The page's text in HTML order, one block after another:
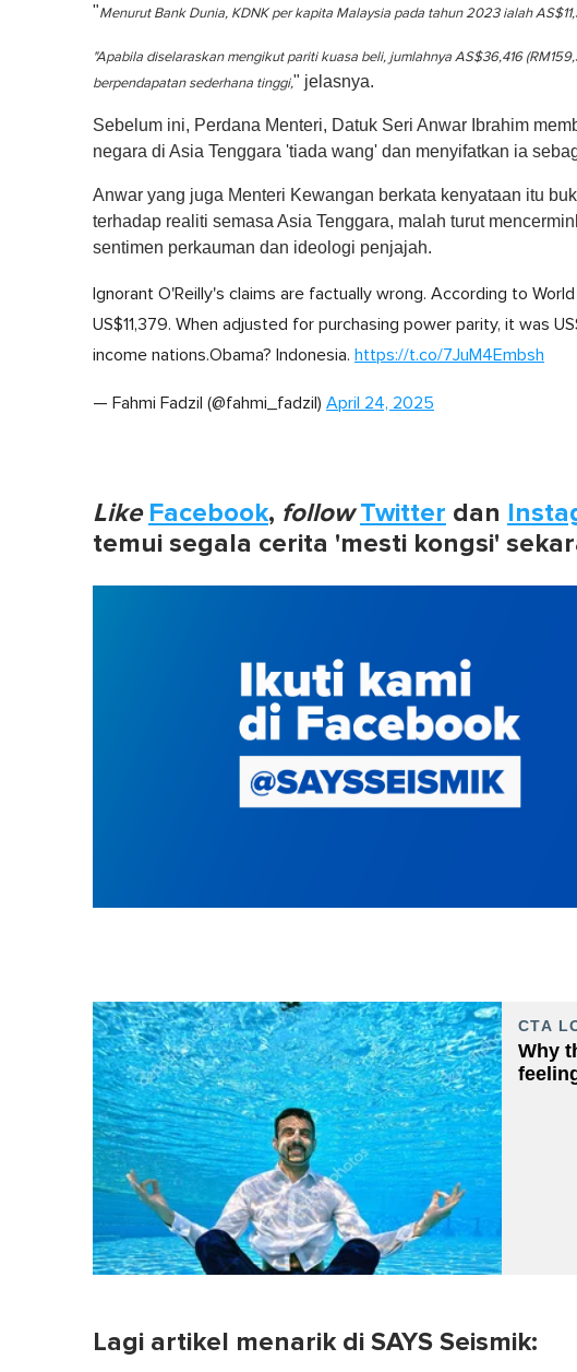
u
0
%
"Menurut Bank Dunia, KDNK per kapita Malaysia pada tahun 2023 ialah
"Apabila diselaraskan mengikut pariti kuasa beli, jumlahnya AS$36,416
berpendapatan sederhana tinggi," jelasnya.
Sebelum ini, Perdana Menteri, Datuk Seri Anwar Ibrahim
negara di Asia Tenggara 'tiada wang' dan menyifatkan ia
Anwar yang juga Menteri Kewangan berkata kenyataan itu
terhadap realiti semasa Asia Tenggara, malah turut
sentimen perkauman dan ideologi penjajah.
Ignorant O'Reilly's claims are factually wrong. According to
US$11,379. When adjusted for purchasing power parity, it was
income nations.Obama? Indonesia. https://t.co/7JuM4Embsh
— Fahmi Fadzil (@fahmi_fadzil) April 24, 2025
Like Facebook, follow Twitter dan
temui segala cerita 'mesti kongsi'
Lagi artikel menarik di SAYS Seismik: